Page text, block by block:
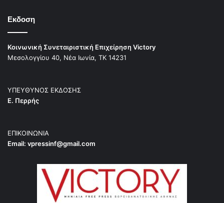
Εκδοση
Κοινωνική Συνεταιριστική Επιχείρηση Victory
Μεσολογγίου 40, Νέα Ιωνία, ΤΚ 14231
ΥΠΕΥΘΥΝΟΣ ΕΚΔΟΣΗΣ
Ε. Περρής
ΕΠΙΚΟΙΝΩΝΙΑ
Email: vpressinf@gmail.com